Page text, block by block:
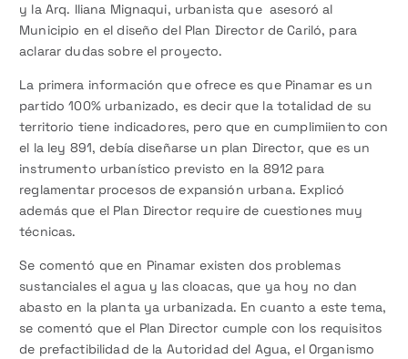
y la Arq. Iliana Mignaqui, urbanista que asesoró al
Municipio en el diseño del Plan Director de Cariló, para
aclarar dudas sobre el proyecto.
La primera información que ofrece es que Pinamar es un
partido 100% urbanizado, es decir que la totalidad de su
territorio tiene indicadores, pero que en cumplimiiento con
el la ley 891, debía diseñarse un plan Director, que es un
instrumento urbanístico previsto en la 8912 para
reglamentar procesos de expansión urbana. Explicó
además que el Plan Director require de cuestiones muy
técnicas.
Se comentó que en Pinamar existen dos problemas
sustanciales el agua y las cloacas, que ya hoy no dan
abasto en la planta ya urbanizada. En cuanto a este tema,
se comentó que el Plan Director cumple con los requisitos
de prefactibilidad de la Autoridad del Agua, el Organismo